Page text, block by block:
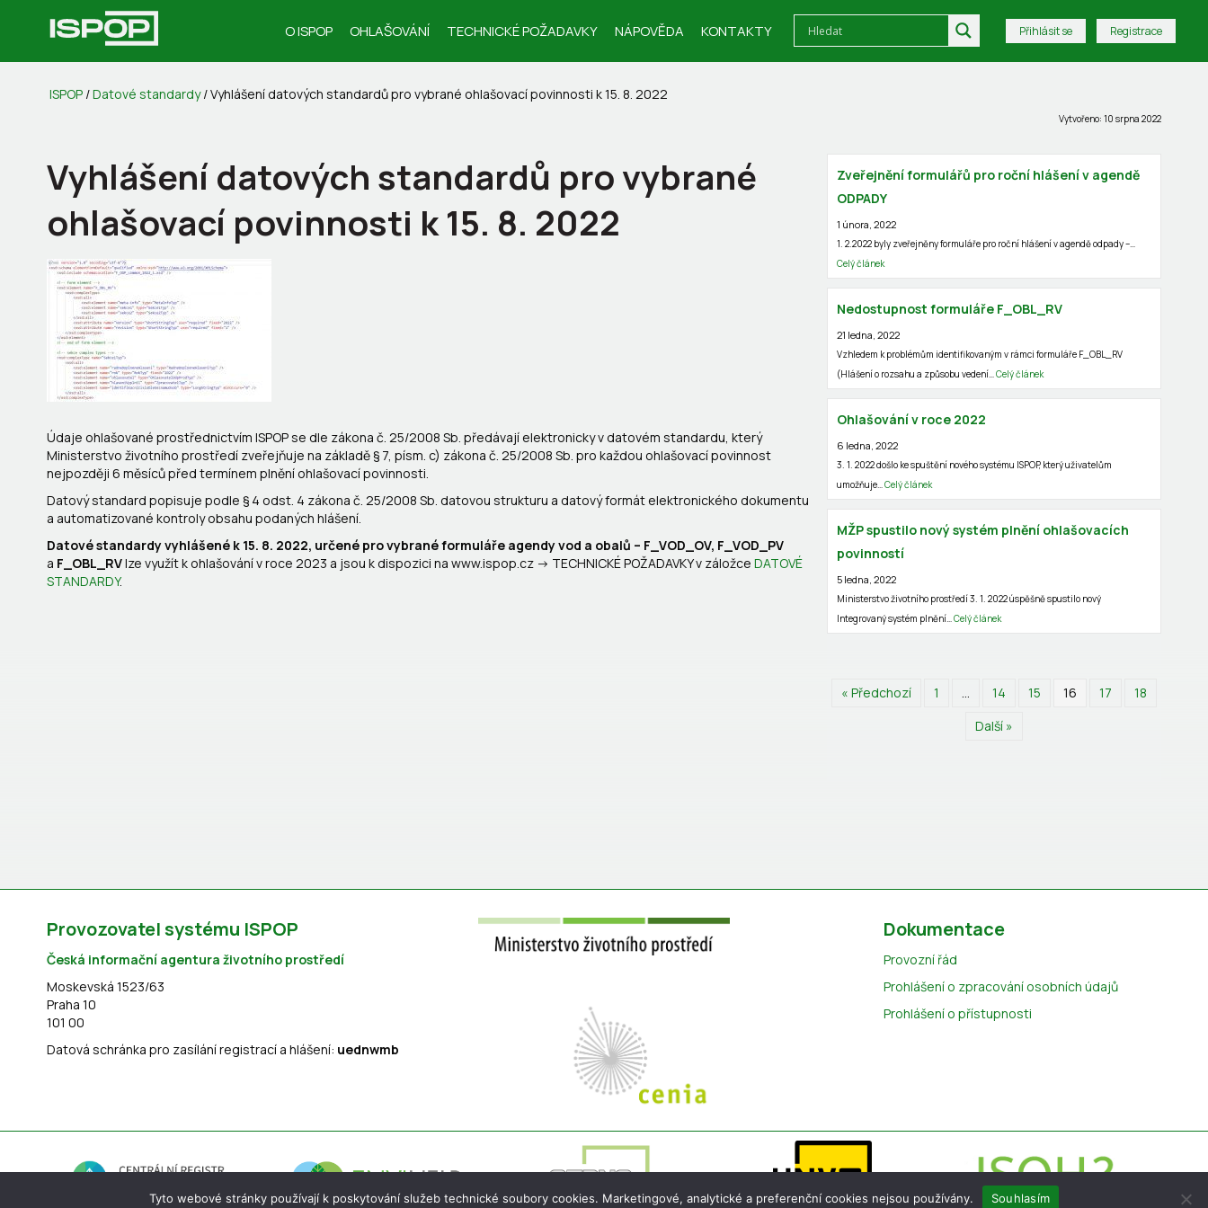
O ISPOP OHLAŠOVÁNÍ TECHNICKÉ POŽADAVKY NÁPOVĚDA KONTAKTY Přihlásit se Registrace
ISPOP /Datové standardy/Vyhlášení datových standardů pro vybrané ohlašovací povinnosti k 15. 8. 2022
Vytvořeno: 10 srpna 2022
Vyhlášení datových standardů pro vybrané
ohlašovací povinnosti k 15. 8. 2022
Údaje ohlašované prostřednictvím ISPOP se dle zákona č. 25/2008 Sb. předávají elektronicky v datovém standardu, který
Ministerstvo životního prostředí zveřejňuje na základě § 7, písm. c) zákona č. 25/2008 Sb. pro každou ohlašovací povinnost
nejpozději 6 měsíců před termínem plnění ohlašovací povinnosti.
Datový standard popisuje podle § 4 odst. 4 zákona č. 25/2008 Sb. datovou strukturu a datový formát elektronického dokumentu
a automatizované kontroly obsahu podaných hlášení.
Datové standardy vyhlášené k 15. 8. 2022, určené pro vybrané formuláře agendy vod a obalů – F_VOD_OV, F_VOD_PV
a F_OBL_RVlze využít k ohlašování v roce 2023 a jsou k dispozici na www.ispop.cz -> TECHNICKÉ POŽADAVKY v záložce DATOVÉ
STANDARDY.
Zveřejnění formulářů pro roční hlášení v agendě
ODPADY
1 února, 2022
1. 2.2022 byly zveřejněny formuláře pro roční hlášení v agendě odpady –…
Celý článek
Nedostupnost formuláře F_OBL_RV
21 ledna, 2022
Vzhledem k problémům identifikovaným v rámci formuláře F_OBL_RV
(Hlášení o rozsahu a způsobu vedení…Celý článek
Ohlašování v roce 2022
6 ledna, 2022
3. 1. 2022 došlo ke spuštění nového systému ISPOP, který uživatelům
umožňuje…Celý článek
MŽP spustilo nový systém plnění ohlašovacích
povinností
5 ledna, 2022
Ministerstvo životního prostředí 3. 1. 2022 úspěšně spustilo nový
Integrovaný systém plnění…Celý článek
« Předchozí 1 … 14 15 16 17
18
Další »
Provozovatel systému ISPOP
Česká informační agentura životního prostředí
Moskevská 1523/63
Praha 10
101 00
Datová schránka pro zasílání registrací a hlášení: uednwmb
Dokumentace
Provozní řád
Prohlášení o zpracování osobních údajů
Prohlášení o přístupnosti
Tyto webové stránky používají k poskytování služeb technické soubory cookies. Marketingové, analytické a preferenční cookies nejsou používány. Souhlasím